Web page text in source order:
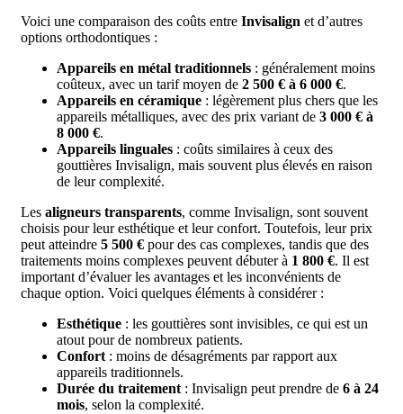
Voici une comparaison des coûts entre Invisalign et d’autres
options orthodontiques :
Appareils en métal traditionnels : généralement moins
coûteux, avec un tarif moyen de 2 500 € à 6 000 €.
Appareils en céramique : légèrement plus chers que les
appareils métalliques, avec des prix variant de 3 000 € à
8 000 €.
Appareils linguales : coûts similaires à ceux des
gouttières Invisalign, mais souvent plus élevés en raison
de leur complexité.
Les aligneurs transparents, comme Invisalign, sont souvent
choisis pour leur esthétique et leur confort. Toutefois, leur prix
peut atteindre 5 500 € pour des cas complexes, tandis que des
traitements moins complexes peuvent débuter à 1 800 €. Il est
important d’évaluer les avantages et les inconvénients de
chaque option. Voici quelques éléments à considérer :
Esthétique : les gouttières sont invisibles, ce qui est un
atout pour de nombreux patients.
Confort : moins de désagréments par rapport aux
appareils traditionnels.
Durée du traitement : Invisalign peut prendre de 6 à 24
mois, selon la complexité.